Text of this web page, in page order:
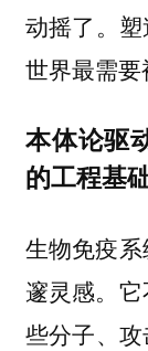
动摇了。
世界最需要
本体论驱
的工程基
生物免疫
邃灵感。
些分子、